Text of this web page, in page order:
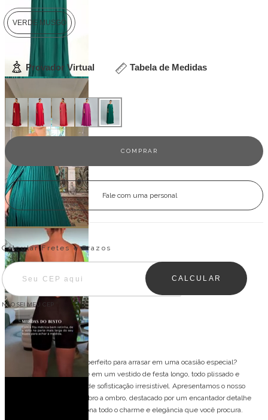
VERDE MUSGO
Provador Virtual Tabela de Medidas
Veja outras opções
Fale com uma personal
Entregas para o CEP:
Calcular Fretes e Prazos
CALCULAR
NÃO SEI MEU CEP
Descrição
O Vestido de festa longo, perfeito para arrasar em uma ocasião especial?
Imagine-se deslumbrante em um vestido de festa longo, todo plissado e
elegante, com um toque de sofisticação irresistível. Apresentamos o nosso
deslumbrante vestido ombro a ombro, destacado por um encantador detalhe
floral no ombro, que adiciona todo o charme e elegância que você procura.